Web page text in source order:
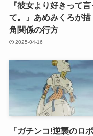
『彼女より好きって言
て。』あめみくろが描
角関係の行方
2025-04-16
「ガチンコ!逆襲のロ